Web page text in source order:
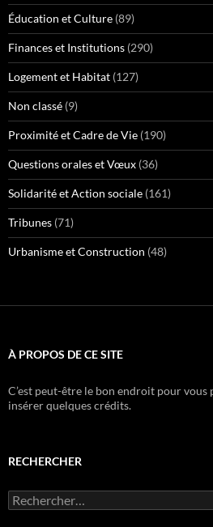
Éducation et Culture (89)
Finances et Institutions (290)
Logement et Habitat (127)
Non classé (9)
Proximité et Cadre de Vie (190)
Questions orales et Vœux (36)
Solidarité et Action sociale (161)
Tribunes (71)
Urbanisme et Construction (48)
À PROPOS DE CE SITE
C’est peut-être le bon endroit pour
insérer quelques crédits.
RECHERCHER
Rechercher :